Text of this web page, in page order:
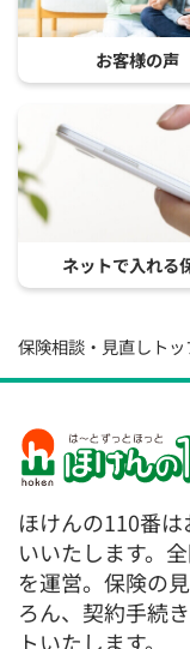
お客様の声
ネットで入れる
保険相談・見直しトッ
ほけんの110番
いいたします。
を運営。保険の
ろん、契約手続
トいたします。